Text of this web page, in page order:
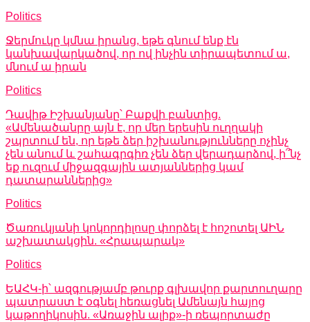
Politics
Ջերմուկը կմնա իրանց, եթե գնում ենք էն
կանխավարկածով, որ ով ինչին տիրապետում ա,
մնում ա իրան
Politics
Դավիթ Իշխանյանը՝ Բաքվի բանտից.
«Ամենածանրը այն է, որ մեր երեսին ուղղակի
շպրտում են, որ եթե ձեր իշխանությունները ոչինչ
չեն անում և շահագրգիռ չեն ձեր վերադարձով, ի՞նչ
եք ուզում միջազգային ատյաններից կամ
դատարաններից»
Politics
Ծառուկյանի կոկորդիլոսը փորձել է հոշոտել ԱԻՆ
աշխատակցին. «Հրապարակ»
Politics
ԵԱՀԿ-ի՝ ազգությամբ թուրք գլխավոր քարտուղարը
պատրաստ է օգնել հեռացնել Ամենայն հայոց
կաթողիկոսին. «Առաջին ալիք»-ի ռեպորտաժը